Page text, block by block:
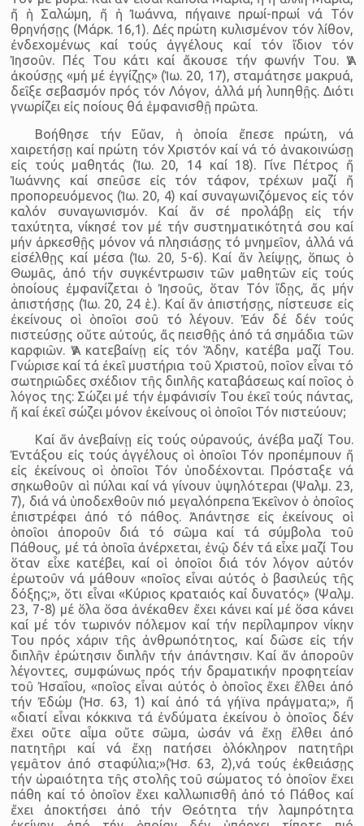
ἤ ἡ Σαλώμη, ἤ ἡ Ἰωάννα, πήγαινε πρωί-πρωί νά Τόν
θρηνήσῃς (Μάρκ. 16,1). Δές πρώτη κυλισμένον τόν λίθον,
ἐνδεχομένως καί τούς ἀγγέλους καί τόν ἴδιον τόν
Ἰησοῦν. Πές Του κάτι καί ἄκουσε τήν φωνήν Του. Ἄν
ἀκούσῃς «μή μέ ἐγγίζῃς» (Ἰω. 20, 17), σταμάτησε μακρυά,
δεῖξε σεβασμόν πρός τόν Λόγον, ἀλλά μή λυπηθῇς. Διότι
γνωρίζει εἰς ποίους θά ἐμφανισθῇ πρῶτα.
Βοήθησε τήν Εὔαν, ἡ ὁποία ἔπεσε πρώτη, νά
χαιρετήσῃ καί πρώτη τόν Χριστόν καί νά τό ἀνακοινώσῃ
εἰς τούς μαθητάς (Ἰω. 20, 14 καί 18). Γίνε Πέτρος ἤ
Ἰωάννης καί σπεῦσε εἰς τόν τάφον, τρέχων μαζί ἤ
προπορευόμενος (Ἰω. 20, 4) καί συναγωνιζόμενος εἰς τόν
καλόν συναγωνισμόν. Καί ἄν σέ προλάβῃ εἰς τήν
ταχύτητα, νίκησέ τον μέ τήν συστηματικότητά σου καί
μήν ἀρκεσθῇς μόνον νά πλησιάσῃς τό μνημεῖον, ἀλλά νά
εἰσέλθῃς καί μέσα (Ἰω. 20, 5-6). Καί ἄν λείψῃς, ὅπως ὁ
Θωμᾶς, ἀπό τήν συγκέντρωσιν τῶν μαθητῶν εἰς τούς
ὁποίους ἐμφανίζεται ὁ Ἰησοῦς, ὅταν Τόν ἴδῃς, ἄς μήν
ἀπιστήσῃς (Ἰω. 20, 24 ἑ.). Καί ἄν ἀπιστήσῃς, πίστευσε εἰς
ἐκείνους οἱ ὁποῖοι σοῦ τό λέγουν. Ἐάν δέ δέν τούς
πιστεύσῃς οὔτε αὐτούς, ἄς πεισθῇς ἀπό τά σημάδια τῶν
καρφιῶν. Ἄν κατεβαίνῃ εἰς τόν Ἅδην, κατέβα μαζί Του.
Γνώρισε καί τά ἐκεῖ μυστήρια τοῦ Χριστοῦ, ποῖον εἶναι τό
σωτηριῶδες σχέδιον τῆς διπλῆς καταβάσεως καί ποῖος ὁ
λόγος της: Σώζει μέ τήν ἐμφάνισίν Του ἐκεῖ τούς πάντας,
ἤ καί ἐκεῖ σώζει μόνον ἐκείνους οἱ ὁποῖοι Τόν πιστεύουν;
Καί ἄν ἀνεβαίνῃ εἰς τούς οὐρανούς, ἀνέβα μαζί Του.
Ἐντάξου εἰς τούς ἀγγέλους οἱ ὁποῖοι Τόν προπέμπουν ἤ
εἰς ἐκείνους οἱ ὁποῖοι Τόν ὑποδέχονται. Πρόσταξε νά
σηκωθοῦν αἱ πύλαι καί νά γίνουν ὑψηλότεραι (Ψαλμ. 23,
7), διά νά ὑποδεχθοῦν πιό μεγαλόπρεπα Ἐκεῖνον ὁ ὁποῖος
ἐπιστρέφει ἀπό τό πάθος. Ἀπάντησε εἰς ἐκείνους οἱ
ὁποῖοι ἀποροῦν διά τό σῶμα καί τά σύμβολα τοῦ
Πάθους, μέ τά ὁποῖα ἀνέρχεται, ἐνῷ δέν τά εἶχε μαζί Του
ὅταν εἶχε κατέβει, καί οἱ ὁποῖοι διά τόν λόγον αὐτόν
ἐρωτοῦν νά μάθουν «ποῖος εἶναι αὐτός ὁ βασιλεύς τῆς
δόξης;», ὅτι εἶναι «Κύριος κραταιός καί δυνατός» (Ψαλμ.
23, 7-8) μέ ὅλα ὅσα ἀνέκαθεν ἔχει κάνει καί μέ ὅσα κάνει
καί μέ τόν τωρινόν πόλεμον καί τήν περίλαμπρον νίκην
Του πρός χάριν τῆς ἀνθρωπότητος, καί δῶσε εἰς τήν
διπλῆν ἐρώτησιν διπλῆν τήν ἀπάντησιν. Καί ἄν ἀποροῦν
λέγοντες, συμφώνως πρός τήν δραματικήν προφητείαν
τοῦ Ἠσαΐου, «ποῖος εἶναι αὐτός ὁ ὁποῖος ἔχει ἔλθει ἀπό
τήν Ἐδώμ (Ἠσ. 63, 1) καί ἀπό τά γήϊνα πράγματα;», ἤ
«διατί εἶναι κόκκινα τά ἐνδύματα ἐκείνου ὁ ὁποῖος δέν
ἔχει οὔτε αἷμα οὔτε σῶμα, ὡσάν νά ἔχῃ ἔλθει ἀπό
πατητῆρι καί νά ἔχῃ πατήσει ὁλόκληρον πατητῆρι
γεμᾶτον ἀπό σταφύλια;»(Ἠσ. 63, 2),νά τούς ἐκθειάσῃς
τήν ὡραιότητα τῆς στολῆς τοῦ σώματος τό ὁποῖον ἔχει
πάθη καί τό ὁποῖον ἔχει καλλωπισθῆ ἀπό τό Πάθος καί
ἔχει ἀποκτήσει ἀπό τήν Θεότητα τήν λαμπρότητα